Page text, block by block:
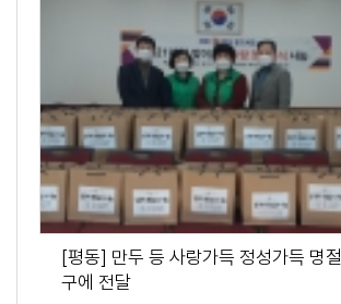
[평동] 만두 등 사랑가득 정성가득 명
구에 전달